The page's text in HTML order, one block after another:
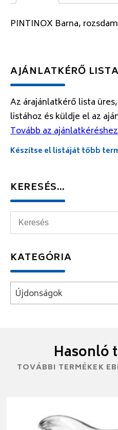
PINTINOX Barna,
AJÁNLATKÉRŐ LISTA
Az árajánlatkérő lista
listához és küldje el az
Tovább az ajánlatkéréshez
Készítse el listáját több
KERESÉS…
KATEGÓRIA
Újdonságok
Hasonló
TOVÁBBI TERMÉKEK